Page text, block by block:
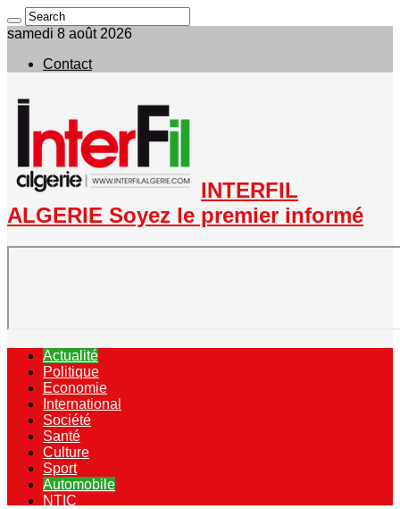
samedi 8 août 2026
Contact
INTERFIL
ALGERIE Soyez le premier informé
Actualité
Politique
Economie
International
Société
Santé
Culture
Sport
Automobile
NTIC